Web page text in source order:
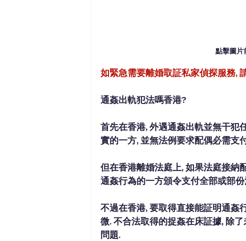
點擊圖片
如緊急需要離婚取証私家偵探服務,
通姦出軌犯法嗎香港?
首先在香港, 外遇通姦出軌並無干犯
實的一方, 並無法例要求配偶必需支
但在香港離婚法庭上, 如果法庭接納
通姦行為的一方頒令支付全部或部
不過在香港, 要取得直接能証明通姦
微. 不合法取得的捉姦在床証據, 除
問題.